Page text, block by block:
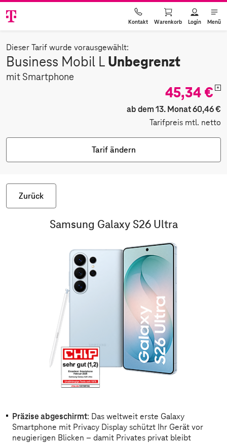
Kontakt Warenkorb Login Menü
Dieser Tarif wurde vorausgewählt:
Business Mobil L Unbegrenzt
mit Smartphone
45,34 € *
ab dem 13. Monat 60,46 €
Tarifpreis mtl. netto
Tarif ändern
Zurück
Samsung Galaxy S26 Ultra
Präzise abgeschirmt: Das weltweit erste Galaxy
Smartphone mit Privacy Display schützt Ihr Gerät vor
neugierigen Blicken – damit Privates privat bleibt